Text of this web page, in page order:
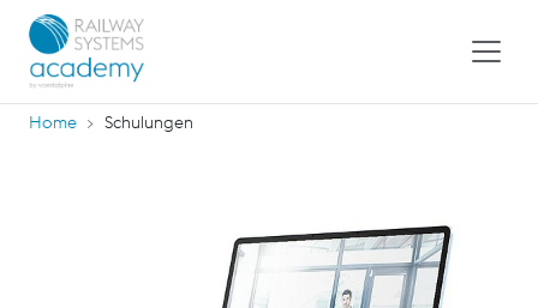
Home Schulungen